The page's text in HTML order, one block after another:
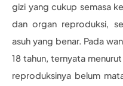
gizi yang cukup semasa
dan organ reproduksi,
asuh yang benar. Pada
18 tahun, ternyata
reproduksinya belum